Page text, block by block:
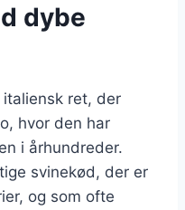
dybe
ret, der
hvor den har
i århundreder.
svinekød, der er
og som ofte